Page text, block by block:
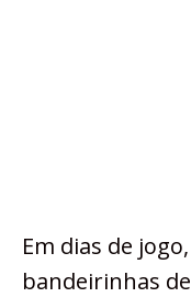
Em dias de
bandeirinhas